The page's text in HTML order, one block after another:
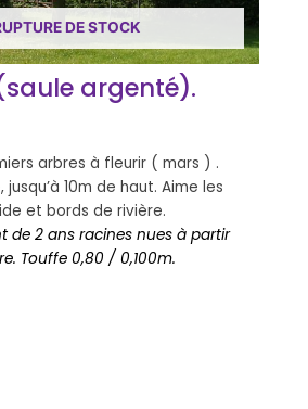
DE STOCK
argenté).
arbres à fleurir ( mars ) .
10m de haut. Aime les
et bords de rivière.
de 2 ans racines nues à partir
Touffe 0,80 / 0,100m.